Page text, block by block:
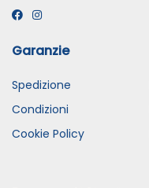
Garanzie
Spedizione
Condizioni
Cookie Policy